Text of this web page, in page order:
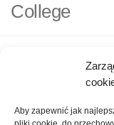
Aby zapewnić jak
College